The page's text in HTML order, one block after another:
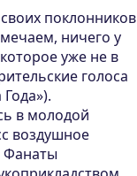
поклонников
ничего у
уже не в
голоса
в молодой
воздушное
Фанаты